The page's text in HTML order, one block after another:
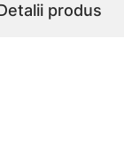
produs